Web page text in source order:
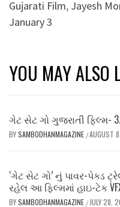
Gujarati Film, Jayesh
January 3
YOU MAY ALSO
ગેટ સેટ ગો ગુજરાતી ફિલ્મ-
BYSAMBODHANMAGAZINE /AUGUST
‘ગેટ સેટ ગો’ નું પાવર-પેક્ડ
રહેલ આ ફિલ્મમાં હાઇ-ટેક
BYSAMBODHANMAGAZINE / JULY 28,